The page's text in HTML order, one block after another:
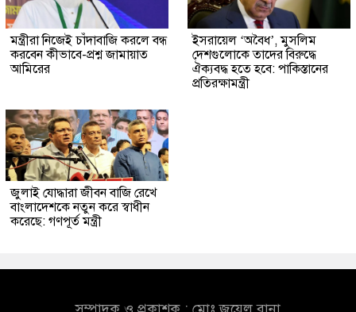
মন্ত্রীরা নিজেই চাঁদাবাজি করলে বন্ধ
করবেন কীভাবে-প্রশ্ন জামায়াত
আমিরের
ইসরায়েল ‘অবৈধ’, মুসলিম
দেশগুলোকে তাদের বিরুদ্ধে
ঐক্যবদ্ধ হতে হবে: পাকিস্তানের
প্রতিরক্ষামন্ত্রী
জুলাই যোদ্ধারা জীবন বাজি রেখে
বাংলাদেশকে নতুন করে স্বাধীন
করেছে: গণপূর্ত মন্ত্রী